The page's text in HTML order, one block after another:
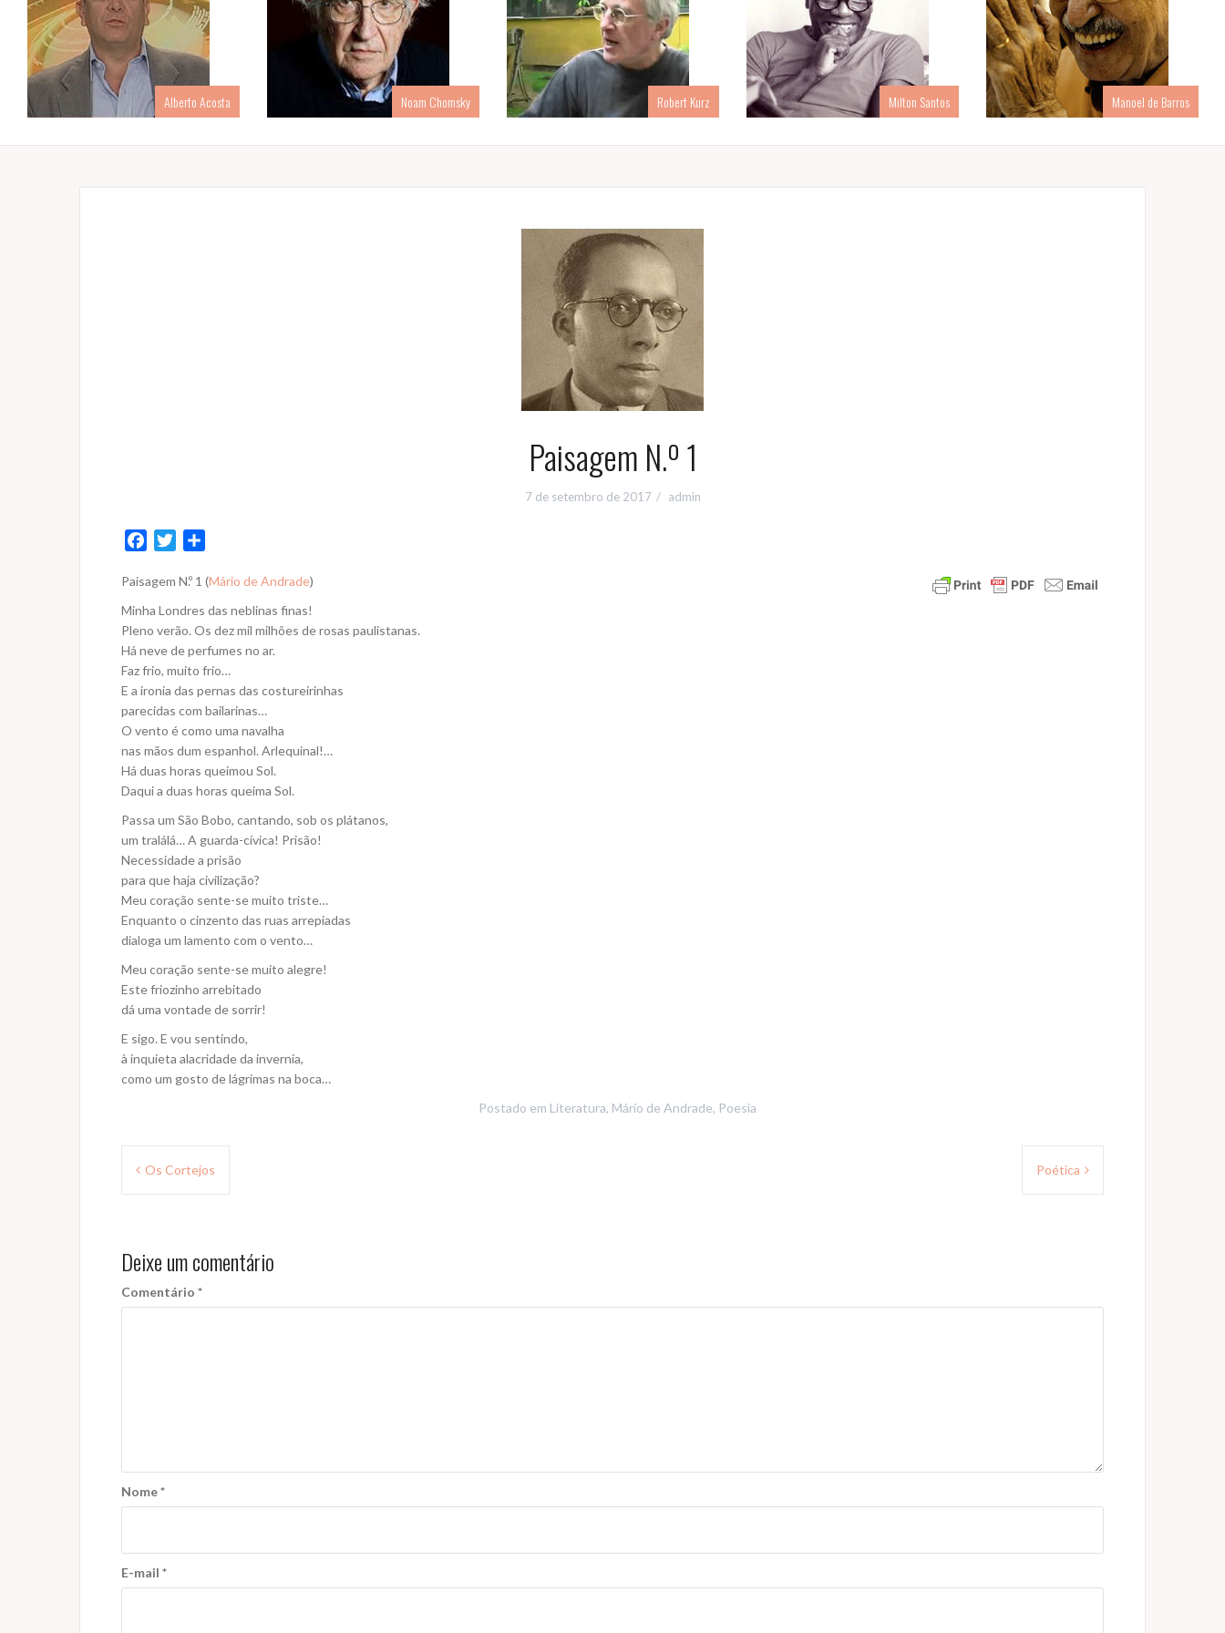
Alberto Acosta Noam Chomsky Robert Kurz Milton Santos Manoel de Barros
Paisagem N.º 1
7 de setembro de 2017 admin
c
e
b
o
o
k
i
t
t
e
r
a
r
e
Paisagem N.º 1 (Mário de Andrade)
Minha Londres das neblinas finas!
Pleno verão. Os dez mil milhões de rosas paulistanas.
Há neve de perfumes no ar.
Faz frio, muito frio…
E a ironia das pernas das costureirinhas
parecidas com bailarinas…
O vento é como uma navalha
nas mãos dum espanhol. Arlequinal!…
Há duas horas queimou Sol.
Daqui a duas horas queima Sol.
Passa um São Bobo, cantando, sob os plátanos,
um tralálá… A guarda-cívica! Prisão!
Necessidade a prisão
para que haja civilização?
Meu coração sente-se muito triste…
Enquanto o cinzento das ruas arrepiadas
dialoga um lamento com o vento…
Meu coração sente-se muito alegre!
Este friozinho arrebitado
dá uma vontade de sorrir!
E sigo. E vou sentindo,
à inquieta alacridade da invernia,
como um gosto de lágrimas na boca…
Postado em Literatura, Mário de Andrade, Poesia
Navegação
Os Cortejos Poética
Deixe um comentário
Comentário *
Nome*
E-mail *